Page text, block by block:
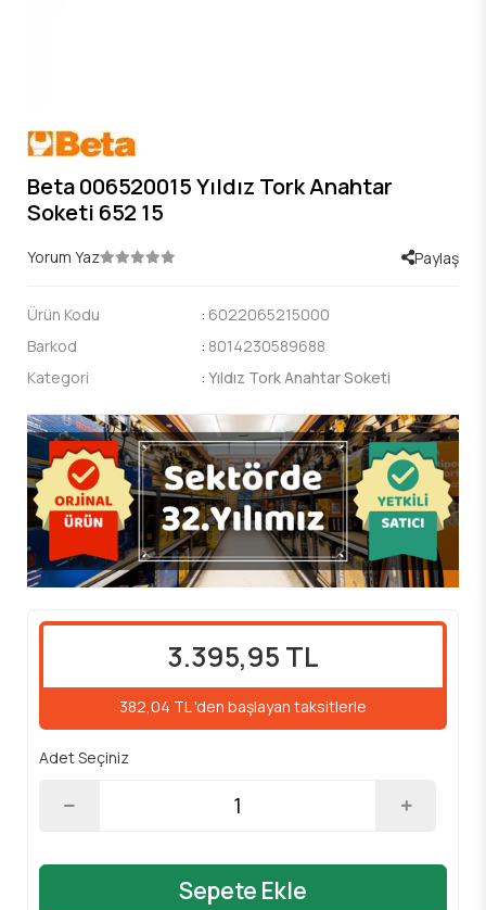
Beta 006520015 Yıldız Tork Anahtar
Soketi 652 15
Yorum Yaz Paylaş
Ürün Kodu : 6022065215000
Barkod
: 8014230589688
Kategori
: Yıldız Tork Anahtar Soketi
3.395,95 TL
382,04 TL 'den başlayan taksitlerle
Adet Seçiniz
Sepete Ekle